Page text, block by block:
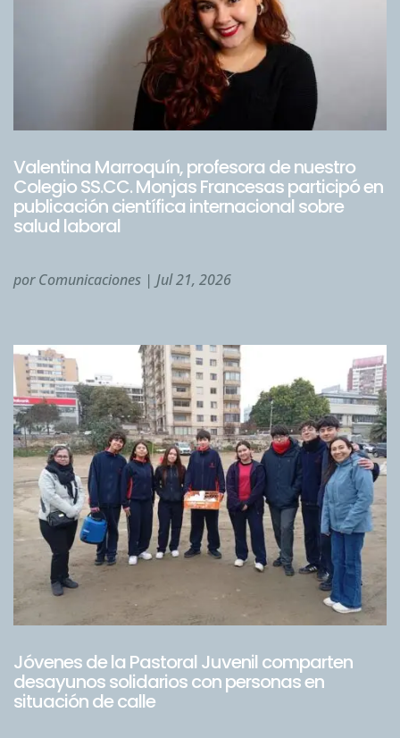
Valentina Marroquín, profesora de nuestro
Colegio SS.CC. Monjas Francesas participó en
publicación científica internacional sobre
salud laboral
porComunicaciones | Jul 21, 2026
Jóvenes de la Pastoral Juvenil comparten
desayunos solidarios con personas en
situación de calle